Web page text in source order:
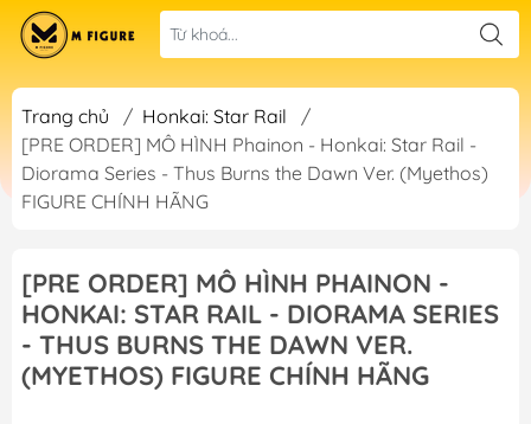
Trang chủ / Honkai: Star Rail
/
[PRE ORDER] MÔ HÌNH Phainon - Honkai: Star Rail -
Diorama Series - Thus Burns the Dawn Ver. (Myethos)
FIGURE CHÍNH HÃNG
[PRE ORDER] MÔ HÌNH PHAINON -
HONKAI: STAR RAIL - DIORAMA SERIES
- THUS BURNS THE DAWN VER.
(MYETHOS) FIGURE CHÍNH HÃNG